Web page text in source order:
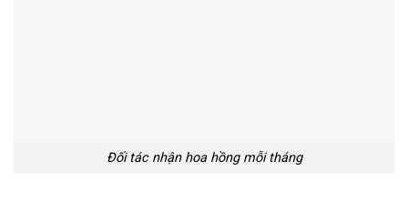
Đối tác nhận hoa hồng mỗi tháng